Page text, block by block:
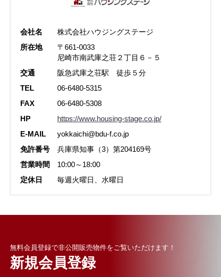
会社名
株式会社ハウジングステージ
所在地
〒661-0033
尼崎市南武庫之荘２丁目６－５
交通
阪急武庫之荘駅 徒歩５分
TEL
06-6480-5315
FAX
06-6480-5308
HP
https://www.housing-stage.co.jp/
E-MAIL
yokkaichi@bdu-f.co.jp
免許番号
兵庫県知事（3）第204169号
営業時間
10:00～18:00
定休日
毎週火曜日、水曜日
無料会員登録で非公開販売物件をご覧いただけます！
新規会員登録